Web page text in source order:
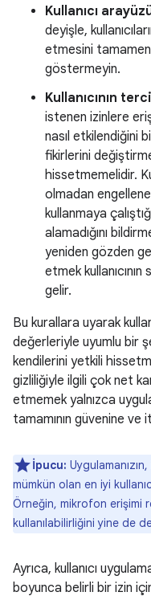
Kullanıcı
deyişle,
etmesini tamamen
göstermeyin.
Kullanıcının
istenen izinlere
nasıl etkilendiğini
fikirlerini
hissetmemelidir.
olmadan
kullanmaya
alamadığını
yeniden gözden
etmek
gelir.
Bu kurallara uyarak
değerleriyle uyumlu bir
kendilerini yetkili
gizliliğiyle ilgili çok net
etmemek yalnızca
tamamının güvenine ve
İpucu:
mümkün olan en iyi
Örneğin, mikrofon erişimi
kullanılabilirliğini yine de
Ayrıca, kullanıcı
boyunca belirli bir izin